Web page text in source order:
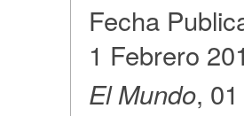
Fecha
1 Febrero
El Mundo,